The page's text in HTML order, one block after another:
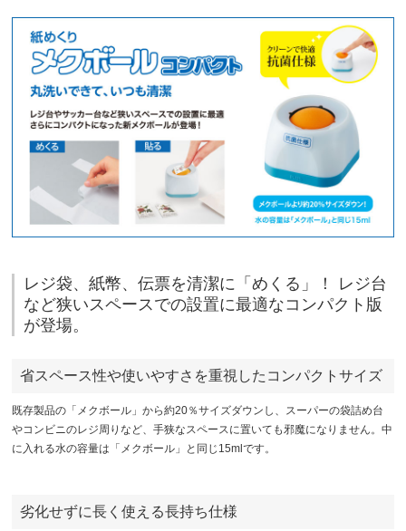
レジ袋、紙幣、伝票を清潔に「めくる」！ レジ台
など狭いスペースでの設置に最適なコンパクト版
が登場。
省スペース性や使いやすさを重視したコンパクトサイズ
既存製品の「メクボール」から約20％サイズダウンし、スーパーの袋詰め台
やコンビニのレジ周りなど、手狭なスペースに置いても邪魔になりません。中
に入れる水の容量は「メクボール」と同じ15mlです。
劣化せずに長く使える長持ち仕様